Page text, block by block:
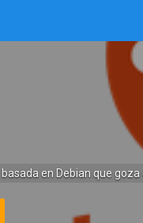
en Debian que